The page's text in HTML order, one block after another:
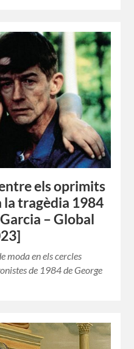
els oprimits
la tragèdia 1984
– Global
moda en els cercles
de 1984 de George